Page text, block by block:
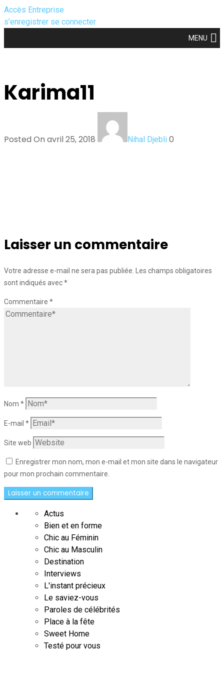
Accès Entreprise
s’enregistrer se connecter
MENU
Karima11
Posted On avril 25, 2018 Nihal Djebli 0
Laisser un commentaire
Votre adresse e-mail ne sera pas publiée. Les champs obligatoires
sont indiqués avec*
Commentaire *
Nom *
E-mail *
Site web
Enregistrer mon nom, mon e-mail et mon site dans le navigateur
pour mon prochain commentaire.
Actus
Bien et en forme
Chic au Féminin
Chic au Masculin
Destination
Interviews
L'instant précieux
Le saviez-vous
Paroles de célébrités
Place à la fête
Sweet Home
Testé pour vous